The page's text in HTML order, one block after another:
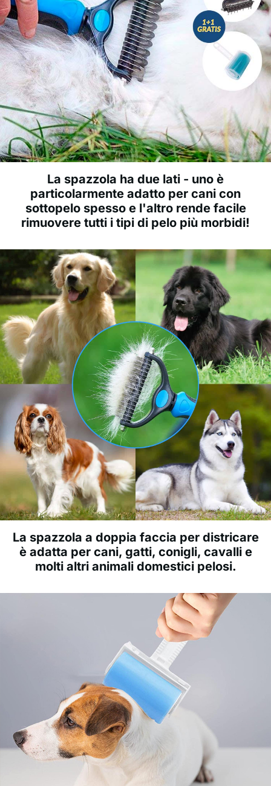
La spazzola ha due lati - uno è
particolarmente adatto per cani con
sottopelo spesso e l'altro rende facile
rimuovere tutti i tipi di pelo più morbidi!
La spazzola a doppia faccia per districare
è adatta per cani, gatti, conigli, cavalli e
molti altri animali domestici pelosi.